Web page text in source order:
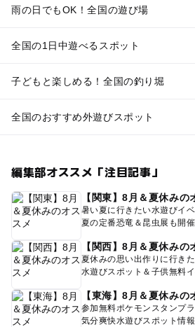
雨の日でもOK！全国の遊び場
全国の1日中遊べるスポット
子どもと楽しめる！全国の釣り堀
全国のおすすめ外遊びスポット
編集部オススメ「注目記事」
【関東】8月＆夏休みの
暑い夏に行きたい水遊びイ
夏の定番恐竜＆昆虫展も開催
【関西】8月＆夏休みの
夏休みの思い出作りに行き
水遊びスポット＆子供無料
【東海】8月＆夏休みの
参加無料ポケモンスタンプ
気分爽快水遊びスポット情報